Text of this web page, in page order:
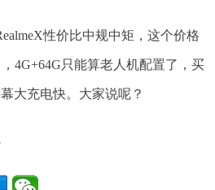
性价比中规中矩，这个价格
4G+64G只能算老人机配置了，买
大充电快。大家说呢？